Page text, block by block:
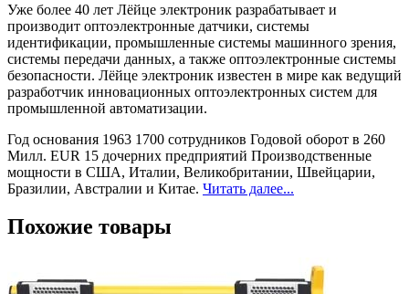
Уже более 40 лет Лёйце электроник разрабатывает и
производит оптоэлектронные датчики, системы
идентификации, промышленные системы машинного зрения,
системы передачи данных, а также оптоэлектронные системы
безопасности. Лёйце электроник известен в мире как ведущий
разработчик инновационных оптоэлектронных систем для
промышленной автоматизации.
Год основания 1963 1700 сотрудников Годовой оборот в 260
Милл. EUR 15 дочерних предприятий Производственные
мощности в США, Италии, Великобритании, Швейцарии,
Бразилии, Австралии и Китае. Читать далее...
Похожие товары